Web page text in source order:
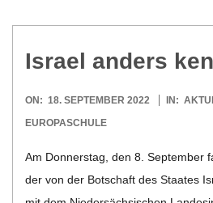
O
N
O
R
Israel anders
2022-
09-
ON: 18. SEPTEMBER 2022 IN:
EUROPASCHULE
Am Don­ners­tag, den 8. Sep­tem­ber
der von der Bot­schaft des Staa­tes